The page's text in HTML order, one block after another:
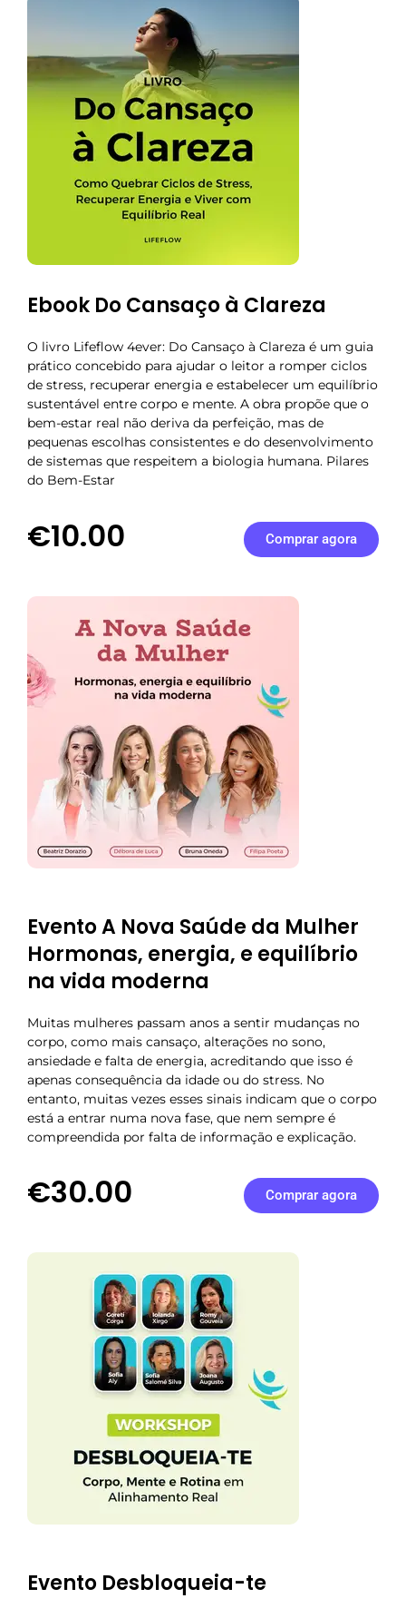
Ebook Do Cansaço à Clareza
O livro Lifeflow 4ever: Do Cansaço à Clareza é um guia
prático concebido para ajudar o leitor a romper ciclos
de stress, recuperar energia e estabelecer um equilíbrio
sustentável entre corpo e mente. A obra propõe que o
bem-estar real não deriva da perfeição, mas de
pequenas escolhas consistentes e do desenvolvimento
de sistemas que respeitem a biologia humana. Pilares
do Bem-Estar
€10.00 Comprar agora
Evento A Nova Saúde da Mulher
Hormonas, energia, e equilíbrio
na vida moderna
Muitas mulheres passam anos a sentir mudanças no
corpo, como mais cansaço, alterações no sono,
ansiedade e falta de energia, acreditando que isso é
apenas consequência da idade ou do stress. No
entanto, muitas vezes esses sinais indicam que o corpo
está a entrar numa nova fase, que nem sempre é
compreendida por falta de informação e explicação.
€30.00 Comprar agora
Evento Desbloqueia-te